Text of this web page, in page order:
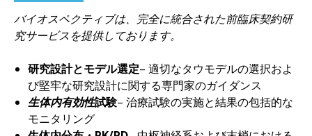
バイオスペクティブは、完全に統合された前臨床契約研
究サービスを提供しております。
研究設計とモデル選定– 適切なタウモデルの選択およ
び堅牢な研究設計に関する専門家のガイダンス
生体内有効性試験– 治療試験の実施と結果の包括的な
モニタリング